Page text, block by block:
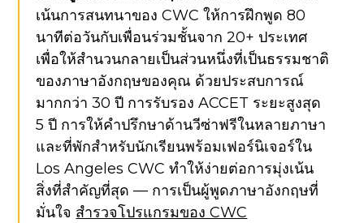
เน้นการสนทนาของ CWC ให้การฝึกพูด 80
นาทีต่อวันกับเพื่อนร่วมชั้นจาก 20+ ประเทศ
เพื่อให้สำนวนกลายเป็นส่วนหนึ่งที่เป็นธรรมชาติ
ของภาษาอังกฤษของคุณ ด้วยประสบการณ์
มากกว่า 30 ปี การรับรอง ACCET ระยะสูงสุด
5 ปี การให้คำปรึกษาด้านวีซ่าฟรีในหลายภาษา
และที่พักสำหรับนักเรียนพร้อมเฟอร์นิเจอร์ใน
Los Angeles CWC ทำให้ง่ายต่อการมุ่งเน้น
สิ่งที่สำคัญที่สุด — การเป็นผู้พูดภาษาอังกฤษที่
มั่นใจ สำรวจโปรแกรมของ CWC